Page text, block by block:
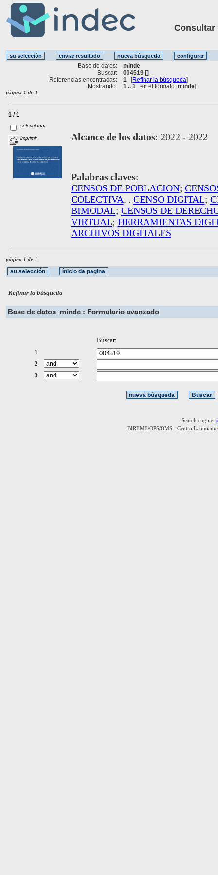
Consultar
Base de datos:
minde
Buscar:
004519 []
Referencias encontradas:
1 [Refinar la búsqueda]
Mostrando:
1 .. 1 en el formato [minde]
página 1 de 1
1 / 1
seleccionar
imprimir Alcance de los datos: 2022 - 2022
Palabras claves:
CENSOS DE POBLACION;
COLECTIVA. . CENSO DIGITAL;
BIMODAL; CENSOS DE
VIRTUAL; HERRAMIENTAS
ARCHIVOS DIGITALES
página 1 de 1
Refinar la búsqueda
Base de datos minde : Formulario avanzado
Buscar:
1
2
3
Search engine:
BIREME/OPS/OMS - Centro